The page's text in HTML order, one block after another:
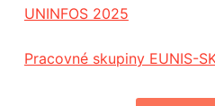
UNINFOS 2025
Pracovné skupiny EUNIS-